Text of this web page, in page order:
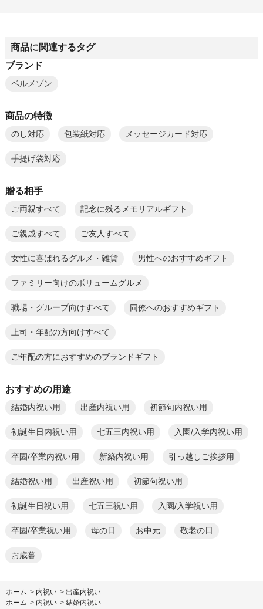
商品に関連するタグ
ブランド
ベルメゾン
商品の特徴
のし対応 包装紙対応 メッセージカード対応
手提げ袋対応
贈る相手
ご両親すべて 記念に残るメモリアルギフト
ご親戚すべて ご友人すべて
女性に喜ばれるグルメ・雑貨 男性へのおすすめギフト
ファミリー向けのボリュームグルメ
職場・グループ向けすべて 同僚へのおすすめギフト
上司・年配の方向けすべて
ご年配の方におすすめのブランドギフト
おすすめの用途
結婚内祝い用 出産内祝い用 初節句内祝い用
初誕生日内祝い用 七五三内祝い用 入園/入学内祝い用
卒園/卒業内祝い用 新築内祝い用 引っ越しご挨拶用
結婚祝い用 出産祝い用 初節句祝い用
初誕生日祝い用 七五三祝い用 入園/入学祝い用
卒園/卒業祝い用 母の日 お中元 敬老の日
お歳暮
ホーム > 内祝い > 出産内祝い
ホーム > 内祝い > 結婚内祝い